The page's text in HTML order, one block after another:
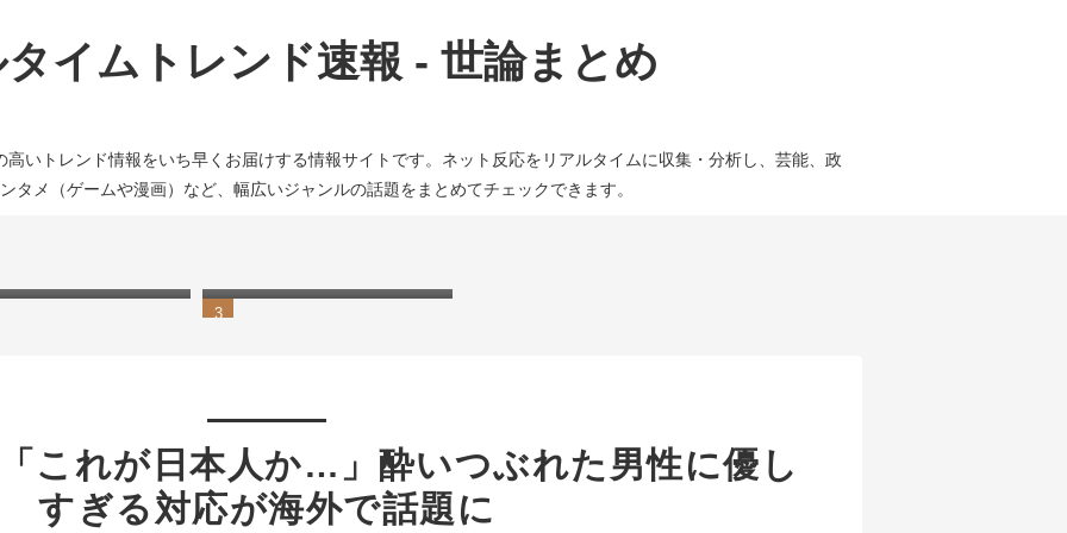
イムトレンド速報 - 世論まとめ
いトレンド情報をいち早くお届けする情報サイトです。ネット反応をリアルタイムに収集・分析し、芸能、政
タメ（ゲームや漫画）など、幅広いジャンルの話題をまとめてチェックできます。
の声相次ぐ
アプリ一択”か
これが日本人か…」酔いつぶれた男性に優し
すぎる対応が海外で話題に